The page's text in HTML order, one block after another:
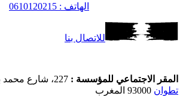
الهاتف : 0610120215
للاتصال بنا
المقر الاجتماعي للمؤسسة : 227، شارع محمد بنونة، الطويلع –
تطوان